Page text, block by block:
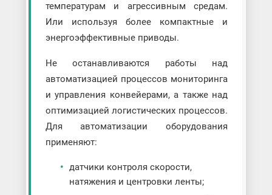
температурам и агрессивным средам.
Или используя более компактные и
энергоэффективные приводы.
Не останавливаются работы над
автоматизацией процессов мониторинга
и управления конвейерами, а также над
оптимизацией логистических процессов.
Для автоматизации оборудования
применяют:
датчики контроля скорости,
натяжения и центровки ленты;